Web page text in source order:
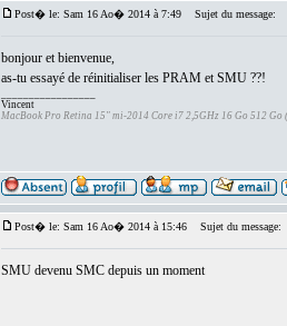
Post� le: Sam 16 Ao� 2014 à 7:49 Sujet du message:
bonjour et bienvenue,
as-tu essayé de réinitialiser les PRAM et SMU ??!
Vincent
MacBook Pro Retina 15" mi-2014 Core i7 2,5GHz 16 Go 512 Go
Post� le: Sam 16 Ao� 2014 à 15:46 Sujet du message:
SMU devenu SMC depuis un moment